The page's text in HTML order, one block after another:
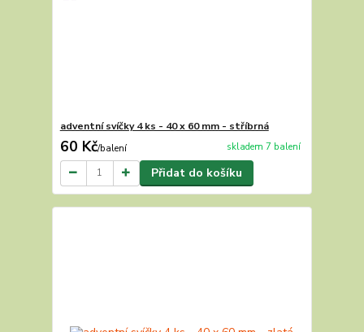
adventní svíčky 4 ks - 40 x 60 mm - stříbrná
60 Kč/balení skladem 7 balení
Přidat do košíku